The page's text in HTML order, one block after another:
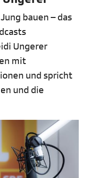
bauen – das
Ungerer
mit
und spricht
und die